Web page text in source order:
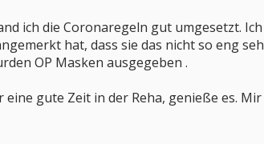
ich die Coronaregeln gut umgesetzt.
hat, dass sie das nicht so eng
OP Masken ausgegeben .
eine gute Zeit in der Reha, genieße es.